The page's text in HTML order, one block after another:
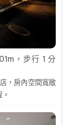
，步行 1 分
，房內空間寬敞